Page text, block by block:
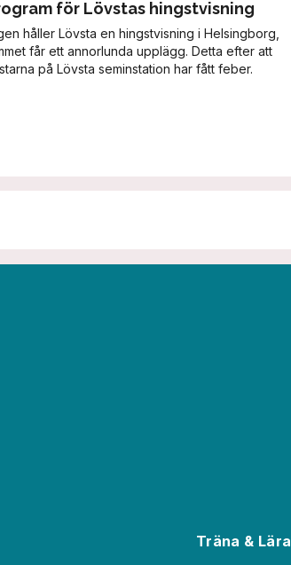
för Lövstas hingstvisning
håller Lövsta en hingstvisning i Helsingborg,
får ett annorlunda upplägg. Detta efter att
på Lövsta seminstation har fått feber.
Träna & Lära